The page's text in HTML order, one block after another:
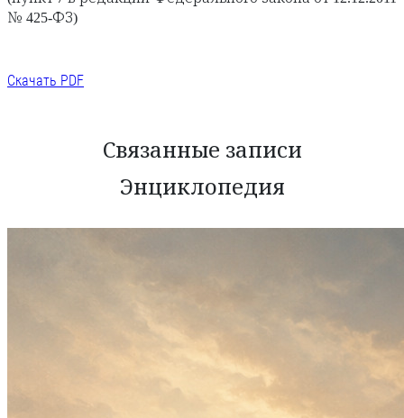
№ 425-ФЗ)
Скачать PDF
Связанные записи
Энциклопедия